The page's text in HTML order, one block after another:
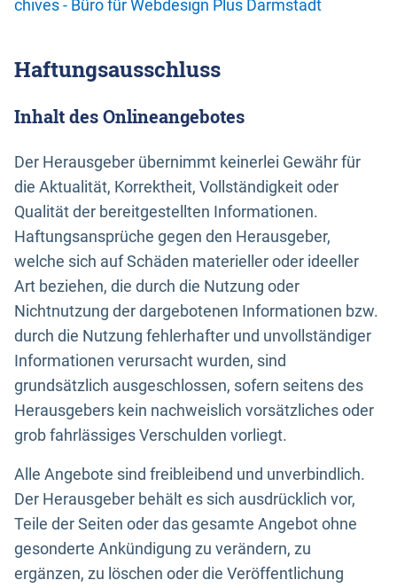
chives - Büro für Webdesign Plus Darmstadt
Haftungsausschluss
Inhalt des Onlineangebotes
Der Herausgeber übernimmt keinerlei Gewähr für
die Aktualität, Korrektheit, Vollständigkeit oder
Qualität der bereitgestellten Informationen.
Haftungsansprüche gegen den Herausgeber,
welche sich auf Schäden materieller oder ideeller
Art beziehen, die durch die Nutzung oder
Nichtnutzung der dargebotenen Informationen bzw.
durch die Nutzung fehlerhafter und unvollständiger
Informationen verursacht wurden, sind
grundsätzlich ausgeschlossen, sofern seitens des
Herausgebers kein nachweislich vorsätzliches oder
grob fahrlässiges Verschulden vorliegt.
Alle Angebote sind freibleibend und unverbindlich.
Der Herausgeber behält es sich ausdrücklich vor,
Teile der Seiten oder das gesamte Angebot ohne
gesonderte Ankündigung zu verändern, zu
ergänzen, zu löschen oder die Veröffentlichung